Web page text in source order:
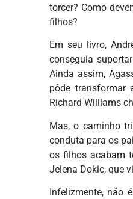
torcer? Como
filhos?
Em seu livro,
conseguia
Ainda assim,
pôde transformar
Richard Williams
Mas, o caminho
conduta para os
os filhos acabam
Jelena Dokic, que
Infelizmente, não